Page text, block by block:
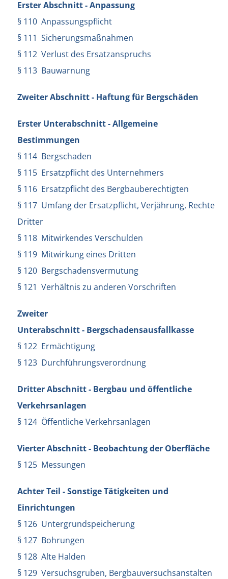
Erster Abschnitt - Anpassung
§ 110 Anpassungspflicht
§ 111 Sicherungsmaßnahmen
§ 112 Verlust des Ersatzanspruchs
§ 113 Bauwarnung
Zweiter Abschnitt - Haftung für Bergschäden
Erster Unterabschnitt - Allgemeine
Bestimmungen
§ 114 Bergschaden
§ 115 Ersatzpflicht des Unternehmers
§ 116 Ersatzpflicht des Bergbauberechtigten
§ 117 Umfang der Ersatzpflicht, Verjährung, Rechte
Dritter
§ 118 Mitwirkendes Verschulden
§ 119 Mitwirkung eines Dritten
§ 120 Bergschadensvermutung
§ 121 Verhältnis zu anderen Vorschriften
Zweiter
Unterabschnitt - Bergschadensausfallkasse
§ 122 Ermächtigung
§ 123 Durchführungsverordnung
Dritter Abschnitt - Bergbau und öffentliche
Verkehrsanlagen
§ 124 Öffentliche Verkehrsanlagen
Vierter Abschnitt - Beobachtung der Oberfläche
§ 125 Messungen
Achter Teil - Sonstige Tätigkeiten und
Einrichtungen
§ 126 Untergrundspeicherung
§ 127 Bohrungen
§ 128 Alte Halden
§ 129 Versuchsgruben, Bergbauversuchsanstalten